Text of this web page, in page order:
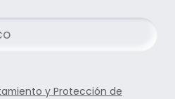
y Protección de